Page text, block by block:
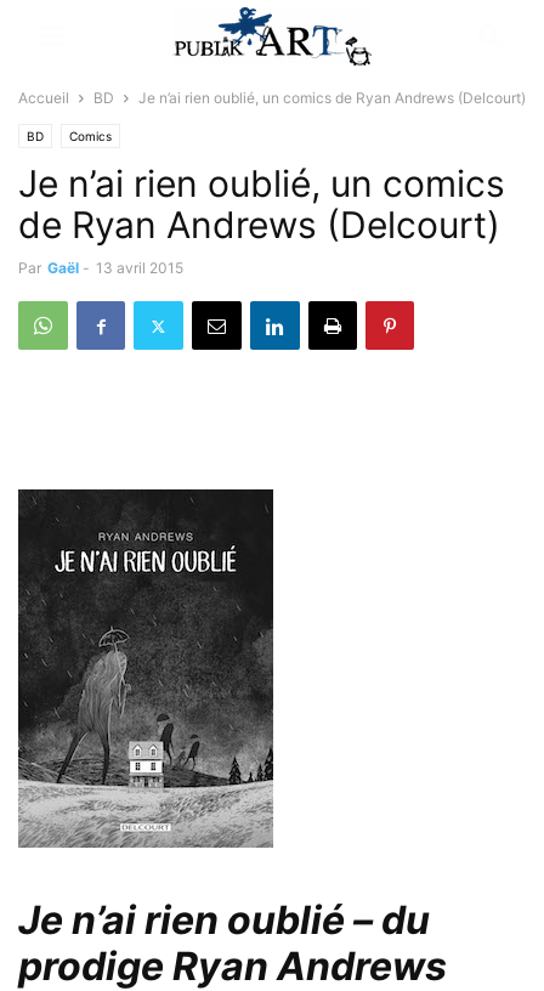
Accueil BD Je n’ai rien oublié, un comics de Ryan Andrews (Delcourt)
BD Comics
Je n’ai rien oublié, un comics
de Ryan Andrews (Delcourt)
Par Gaël - 13 avril 2015
Je n’ai rien oublié – du
prodige Ryan Andrews